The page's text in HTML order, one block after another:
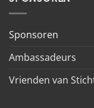
Sponsoren
Ambassadeurs
Vrienden van